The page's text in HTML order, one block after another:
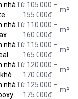
nhàTừ 105.000 –
155.000₫
m²
nhàTừ 110.000 –
160.000₫
m²
nhàTừ 115.000 –
165.000₫
m²
nhàTừ 120.000 –
170.000₫
m²
nhàTừ 125.000 –
175.000₫
m²